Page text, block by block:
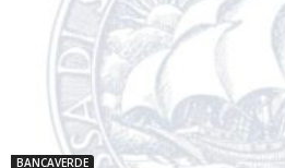
BANCAVERDE